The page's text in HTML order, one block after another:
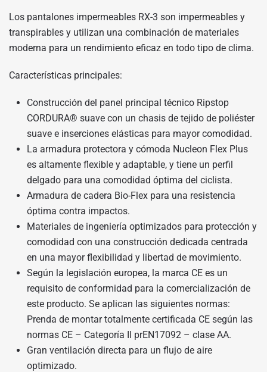
Los pantalones impermeables RX-3 son impermeables y
transpirables y utilizan una combinación de materiales
moderna para un rendimiento eficaz en todo tipo de clima.
Características principales:
Construcción del panel principal técnico Ripstop
CORDURA® suave con un chasis de tejido de poliéster
suave e inserciones elásticas para mayor comodidad.
La armadura protectora y cómoda Nucleon Flex Plus
es altamente flexible y adaptable, y tiene un perfil
delgado para una comodidad óptima del ciclista.
Armadura de cadera Bio-Flex para una resistencia
óptima contra impactos.
Materiales de ingeniería optimizados para protección y
comodidad con una construcción dedicada centrada
en una mayor flexibilidad y libertad de movimiento.
Según la legislación europea, la marca CE es un
requisito de conformidad para la comercialización de
este producto. Se aplican las siguientes normas:
Prenda de montar totalmente certificada CE según las
normas CE – Categoría II prEN17092 – clase AA.
Gran ventilación directa para un flujo de aire
optimizado.